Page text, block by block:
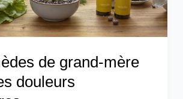
de grand-mère
douleurs